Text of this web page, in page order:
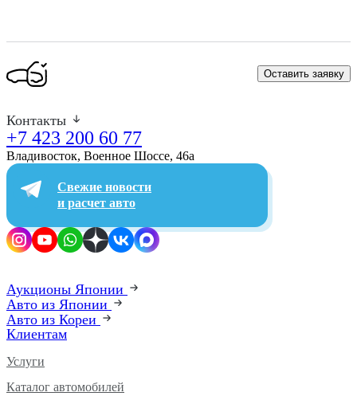
Оставить заявку
Контакты
+7 423 200 60 77
Владивосток, Военное Шоссе, 46а​
Свежие новости
и расчет авто
Аукционы Японии
Авто из Японии
Авто из Кореи
Клиентам
Услуги
Каталог автомобилей